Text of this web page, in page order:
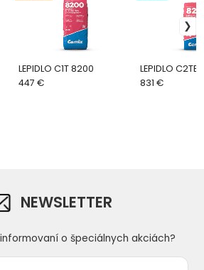
LEPIDLO C1T 8200
447 €
LEPIDLO C2TE
831 €
NEWSLETTER
o špeciálnych akciách?